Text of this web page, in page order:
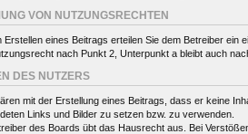
VON NUTZUNGSRECHTEN
Erstellen eines Beitrags erteilen Sie dem Betreiber
nach Punkt 2, Unterpunkt a bleibt auch
DES NUTZERS
mit der Erstellung eines Beitrags, dass er keine
Links und Bilder zu setzen bzw. zu verwenden.
des Boards übt das Hausrecht aus. Bei